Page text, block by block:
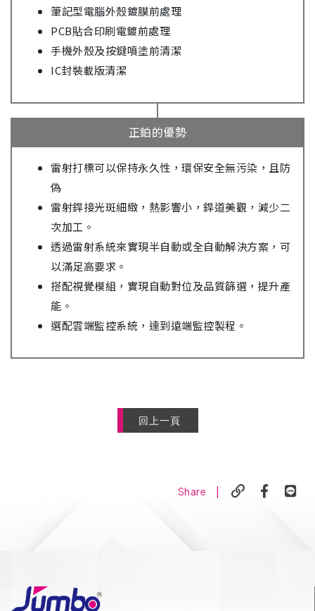
筆記型電腦外殼鍍膜前處理
PCB貼合印刷電鍍前處理
手機外殼及按鍵噴塗前清潔
IC封裝載版清潔
正鉑的優勢
雷射打標可以保持永久性，環保安全無污染，且防
偽
雷射銲接光斑細緻，熱影響小，銲道美觀，減少二
次加工。
透過雷射系統來實現半自動或全自動解決方案，可
以滿足高要求。
搭配視覺模組，實現自動對位及品質篩選，提升產
能。
選配雲端監控系統，達到遠端監控製程。
回上一頁
Share |